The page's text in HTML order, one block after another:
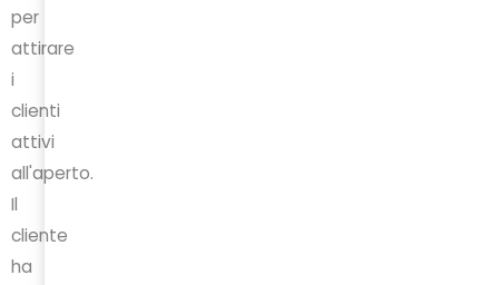
per
attirare
i
clienti
attivi
all'aperto.
Il
cliente
ha